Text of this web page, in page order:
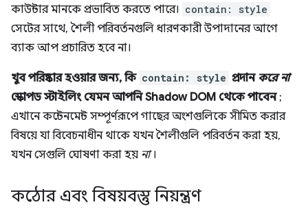
কাউন্টার মানকে প্রভাবিত করতে পারে। contain: style
সেটের সাথে, শৈলী পরিবর্তনগুলি ধারণকারী উপাদানের আগে
ব্যাক আপ প্রচারিত হবে না।
খুব পরিষ্কার হওয়ার জন্য, কি contain: style প্রদান করে না
স্কোপড স্টাইলিং যেমন আপনি Shadow DOM থেকে পাবেন;
এখানে কন্টেনমেন্ট সম্পূর্ণরূপে গাছের অংশগুলিকে সীমিত করার
বিষয়ে যা বিবেচনাধীন থাকে যখন শৈলীগুলি পরিবর্তন করা হয়,
যখন সেগুলি ঘোষণা করা হয় না।
কঠোর এবং বিষয়বস্তু নিয়ন্ত্রণ